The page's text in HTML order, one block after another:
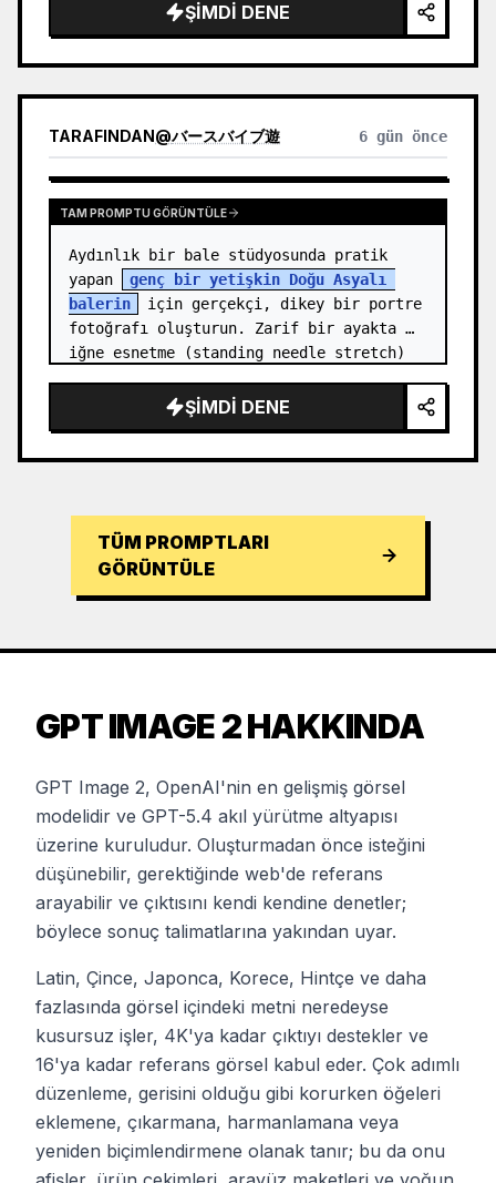
ŞIMDI DENE
TARAFINDAN@バースバイブ遊 6 gün önce
TAM PROMPTU GÖRÜNTÜLE
Aydınlık bir bale stüdyosunda pratik
yapan
genç bir yetişkin Doğu Asyalı
balerin
için gerçekçi, dikey bir portre
fotoğrafı oluşturun. Zarif bir ayakta
iğne esnetme (standing needle stretch)
ŞIMDI DENE
TÜM PROMPTLARI
GÖRÜNTÜLE
GPT IMAGE 2 HAKKINDA
GPT Image 2, OpenAI'nin en gelişmiş görsel
modelidir ve GPT-5.4 akıl yürütme altyapısı
üzerine kuruludur. Oluşturmadan önce isteğini
düşünebilir, gerektiğinde web'de referans
arayabilir ve çıktısını kendi kendine denetler;
böylece sonuç talimatlarına yakından uyar.
Latin, Çince, Japonca, Korece, Hintçe ve daha
fazlasında görsel içindeki metni neredeyse
kusursuz işler, 4K'ya kadar çıktıyı destekler ve
16'ya kadar referans görsel kabul eder. Çok adımlı
düzenleme, gerisini olduğu gibi korurken öğeleri
eklemene, çıkarmana, harmanlamana veya
yeniden biçimlendirmene olanak tanır; bu da onu